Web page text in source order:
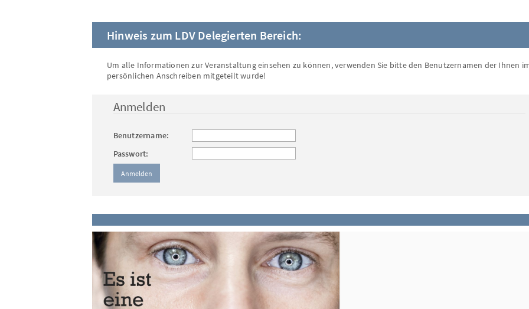
Hinweis zum LDV Delegierten Bereich:
Um alle Informationen zur Veranstaltung einsehen zu können, verwenden Sie bitte den Benutzernamen der Ihnen
persönlichen Anschreiben mitgeteilt wurde!
Anmelden
Benutzername:
Passwort: